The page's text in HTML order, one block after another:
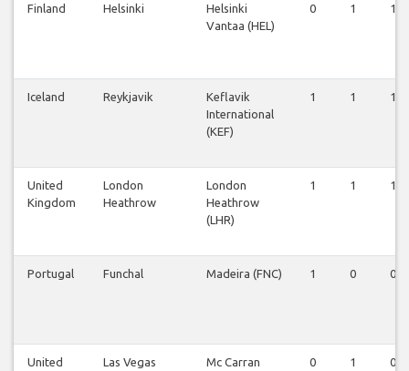
Finland Helsinki
Helsinki
Vantaa (HEL)
0 1 1
Iceland Reykjavik
Keflavik
International
(KEF)
1 1 1
United
Kingdom
London
Heathrow
London
Heathrow
(LHR)
1 1 1
Portugal Funchal Madeira (FNC) 1 0 0
United
Las Vegas
Mc Carran
0 1 0